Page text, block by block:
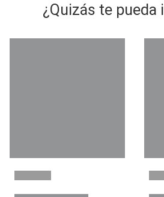
¿Quizás te pueda